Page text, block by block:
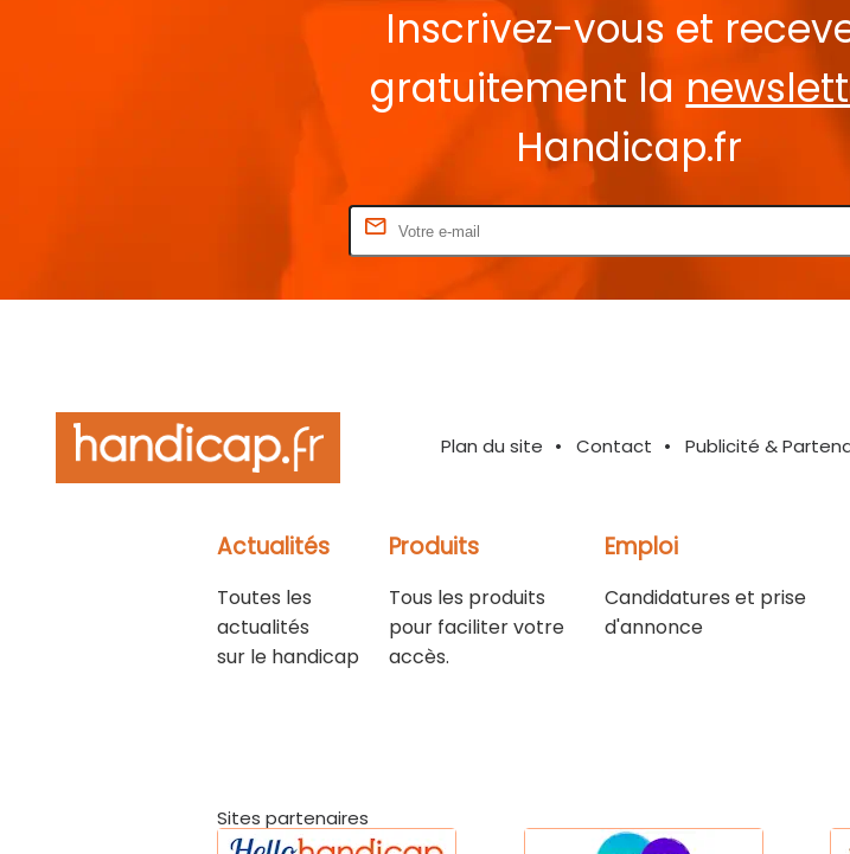
Inscrivez-vous et
gratuitement la
Handicap.fr
Plan du site Contact Publicité &
Actualités
Toutes les
actualités
sur le handicap
Produits
Tous les produits
pour faciliter votre
accès.
Emploi
Candidatures et prise
d'annonce
Sites partenaires